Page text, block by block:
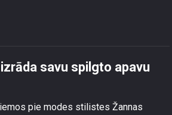
savu spilgto apavu
pie modes stilistes Žannas